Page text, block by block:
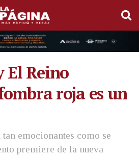
El Reino
roja es un
emocionantes como se
premiere de la nueva